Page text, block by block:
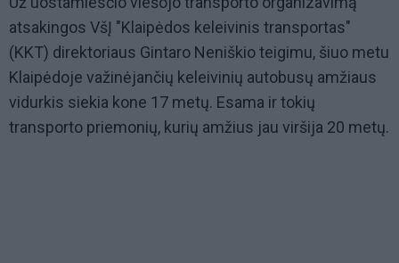
atsakingos VšĮ "Klaipėdos keleivinis transportas"
(KKT) direktoriaus Gintaro Neniškio teigimu, šiuo metu
Klaipėdoje važinėjančių keleivinių autobusų amžiaus
vidurkis siekia kone 17 metų. Esama ir tokių
transporto priemonių, kurių amžius jau viršija 20 metų.